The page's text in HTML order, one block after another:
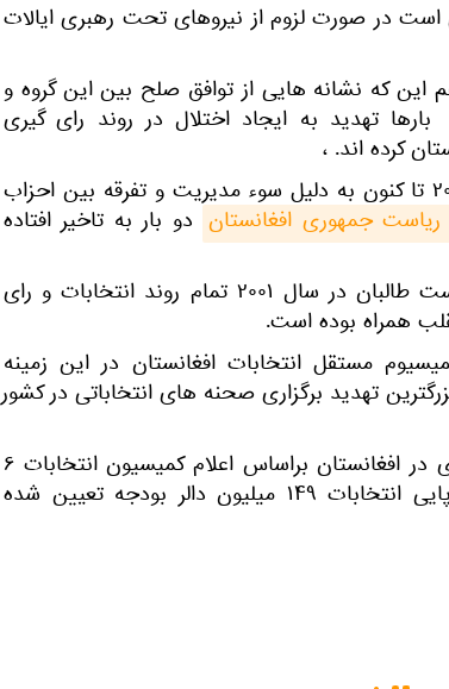
در صورت لزوم از نیروهای تحت رهبری ایالات
این که نشانه هایی از توافق صلح بین این گروه و
تهدید به ایجاد اختلال در روند رای گیری
کرده اند. ،
یادآوری می کنیم، که از سال ۲۰۱۴ تا کنون به دلیل سوء مدیریت و تفرقه بین احزاب
ریاست جمهوری افغانستان دو بار به تاخیر افتاده
تقریباً باید گفت که بعد از شکست طالبان در سال ۲۰۰۱ تمام روند انتخابات و رای
همراه بوده است.
مستقل انتخابات افغانستان در این زمینه
تهدید برگزاری صحنه های انتخاباتی در کشور
سومین انتخابات ریاست‌جمهوری در افغانستان براساس اعلام کمیسیون انتخابات ۶
میزان ۱۳۹۸ اعلام کرد. برای برپایی انتخابات ۱۴۹ میلیون دالر بودجه تعیین شده‌